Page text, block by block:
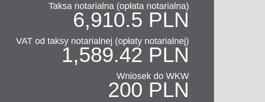
Taksa notarialna (opłata notarialna)
6,910.5 PLN
VAT od taksy notarialnej (opłaty notarialnej)
1,589.42 PLN
Wniosek do WKW
200 PLN